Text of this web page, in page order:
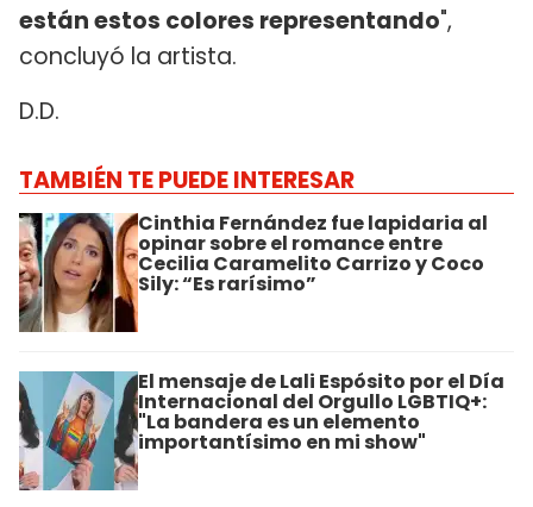
están estos colores representando",
concluyó la artista.
D.D.
TAMBIÉN TE PUEDE INTERESAR
Cinthia Fernández fue lapidaria al
opinar sobre el romance entre
Cecilia Caramelito Carrizo y Coco
Sily: “Es rarísimo”
El mensaje de Lali Espósito por el Día
Internacional del Orgullo LGBTIQ+:
"La bandera es un elemento
importantísimo en mi show"